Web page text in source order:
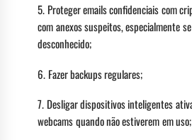
5. Proteger emails confidenciais com
com anexos suspeitos, especialmente
desconhecido;
6. Fazer backups regulares;
7. Desligar dispositivos inteligentes
webcams quando não estiverem em uso;